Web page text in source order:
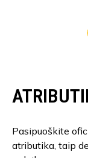
Pasipuoškite
atributika, taip